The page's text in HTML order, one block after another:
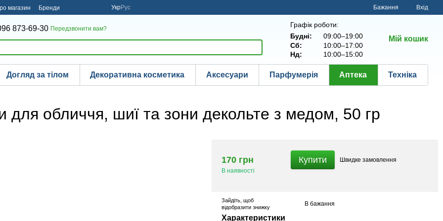
магазин Бренди УкрРус Бажання Вхід
873-69-30 Передзвонити вам?
Графік роботи:
Будні:
09:00–19:00
Сб:
10:00–17:00
Нд:
10:00–15:00
Мій кошик
Догляд за тілом Декоративна косметика Аксесуари Парфумерія Аптека Техніка
обличчя, шиї та зони декольте з медом, 50 гр
170 грн
В наявності
Купити Швидке замовлення
Зайдіть , щоб
відобразити знижку
В бажання
Характеристики